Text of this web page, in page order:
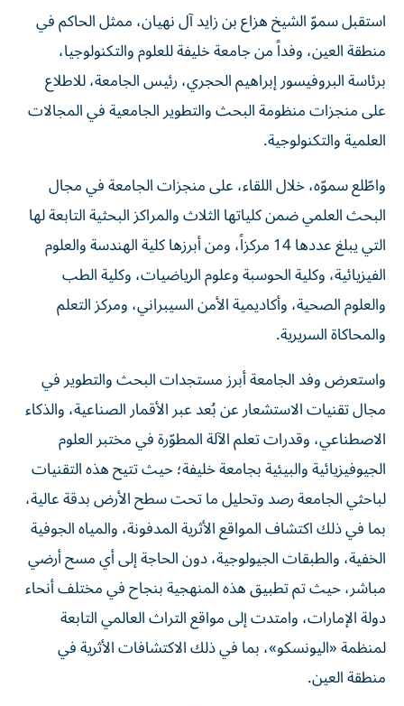
استقبل سموّ الشيخ هزاع بن زايد آل نهيان، ممثل الحاكم في
منطقة العين، وفداً من جامعة خليفة للعلوم والتكنولوجيا،
برئاسة البروفيسور إبراهيم الحجري، رئيس الجامعة، للاطلاع
على منجزات منظومة البحث والتطوير الجامعية في المجالات
العلمية والتكنولوجية.
واطّلع سموّه، خلال اللقاء، على منجزات الجامعة في مجال
البحث العلمي ضمن كلياتها الثلاث والمراكز البحثية التابعة لها
التي يبلغ عددها 14 مركزاً، ومن أبرزها كلية الهندسة والعلوم
الفيزيائية، وكلية الحوسبة وعلوم الرياضيات، وكلية الطب
والعلوم الصحية، وأكاديمية الأمن السيبراني، ومركز التعلم
والمحاكاة السريرية.
واستعرض وفد الجامعة أبرز مستجدات البحث والتطوير في
مجال تقنيات الاستشعار عن بُعد عبر الأقمار الصناعية، والذكاء
الاصطناعي، وقدرات تعلم الآلة المطوّرة في مختبر العلوم
الجيوفيزيائية والبيئية بجامعة خليفة؛ حيث تتيح هذه التقنيات
لباحثي الجامعة رصد وتحليل ما تحت سطح الأرض بدقة عالية،
بما في ذلك اكتشاف المواقع الأثرية المدفونة، والمياه الجوفية
الخفية، والطبقات الجيولوجية، دون الحاجة إلى أي مسح أرضي
مباشر، حيث تم تطبيق هذه المنهجية بنجاح في مختلف أنحاء
دولة الإمارات، وامتدت إلى مواقع التراث العالمي التابعة
لمنظمة «اليونسكو»، بما في ذلك الاكتشافات الأثرية في
منطقة العين.